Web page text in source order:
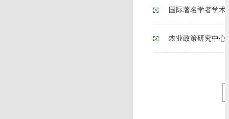
国际著名学者学术
农业政策研究中心